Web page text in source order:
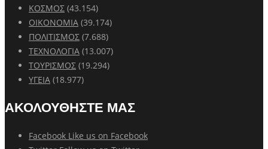
ΚΟΣΜΟΣ (43.154)
ΟΙΚΟΝΟΜΙΑ (39.174)
ΠΟΛΙΤΙΣΜΟΣ (7.688)
ΤΕΧΝΟΛΟΓΙΑ (13.007)
ΤΟΥΡΙΣΜΟΣ (19.294)
ΥΓΕΙΑ (18.977)
ΑΚΟΛΟΥΘΗΣΤΕ ΜΑΣ
Facebook Like us on Facebook